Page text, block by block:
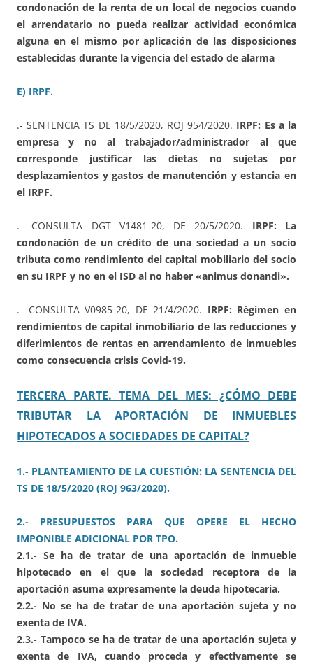
condonación de la renta de un local de negocios cuando
el arrendatario no pueda realizar actividad económica
alguna en el mismo por aplicación de las disposiciones
establecidas durante la vigencia del estado de alarma
E) IRPF.
.- SENTENCIA TS DE 18/5/2020, ROJ 954/2020. IRPF: Es a la
empresa y no al trabajador/administrador al que
corresponde justificar las dietas no sujetas por
desplazamientos y gastos de manutención y estancia en
el IRPF.
.- CONSULTA DGT V1481-20, DE 20/5/2020. IRPF: La
condonación de un crédito de una sociedad a un socio
tributa como rendimiento del capital mobiliario del socio
en su IRPF y no en el ISD al no haber «animus donandi».
.- CONSULTA V0985-20, DE 21/4/2020. IRPF: Régimen en
rendimientos de capital inmobiliario de las reducciones y
diferimientos de rentas en arrendamiento de inmuebles
como consecuencia crisis Covid-19.
TERCERA PARTE. TEMA DEL MES: ¿CÓMO DEBE
TRIBUTAR LA APORTACIÓN DE INMUEBLES
HIPOTECADOS A SOCIEDADES DE CAPITAL?
1.- PLANTEAMIENTO DE LA CUESTIÓN: LA SENTENCIA DEL
TS DE 18/5/2020 (ROJ 963/2020).
2.- PRESUPUESTOS PARA QUE OPERE EL HECHO
IMPONIBLE ADICIONAL POR TPO.
2.1.- Se ha de tratar de una aportación de inmueble
hipotecado en el que la sociedad receptora de la
aportación asuma expresamente la deuda hipotecaria.
2.2.- No se ha de tratar de una aportación sujeta y no
exenta de IVA.
2.3.- Tampoco se ha de tratar de una aportación sujeta y
exenta de IVA, cuando proceda y efectivamente se